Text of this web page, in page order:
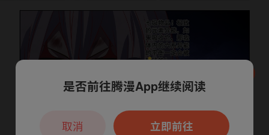
本章节仅支持App阅读，可打开App新用
户7天免费看
是否前往腾漫App继续阅读
立即前往
取消